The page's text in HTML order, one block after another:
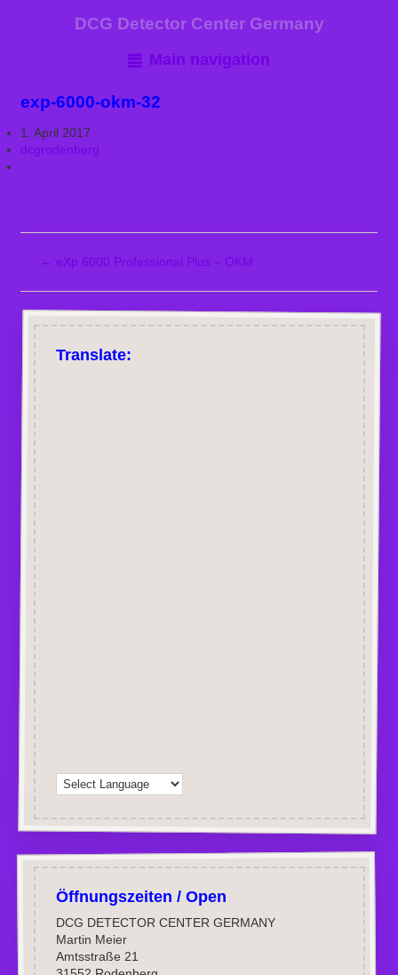
DCG Detector Center Germany
Main navigation
exp-6000-okm-32
1. April 2017
dcgrodenberg
← eXp 6000 Professional Plus – OKM
Translate:
Öffnungszeiten / Open
DCG DETECTOR CENTER GERMANY
Martin Meier
Amtsstraße 21